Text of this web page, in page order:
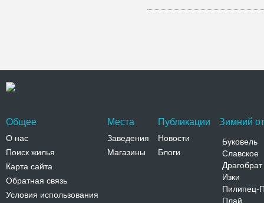
Общее
О нас
Поиск жилья
Карта сайта
Обратная связь
Условия использования
Места
Заведения
Магазины
Публикации
Новости
Блоги
Зимний
Буковель
Славское
Драгобрат
Изки
Пилипец-
Плай